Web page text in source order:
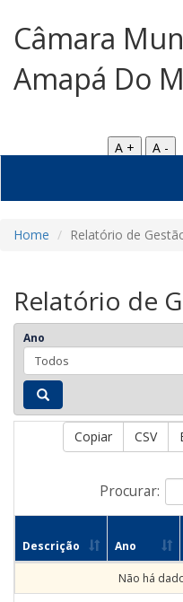
Câmara
Amapá Do
A +
A -
Home Relatório de
Relatório de
Ano
Copiar CSV
Procurar:
Descrição Ano
Não há